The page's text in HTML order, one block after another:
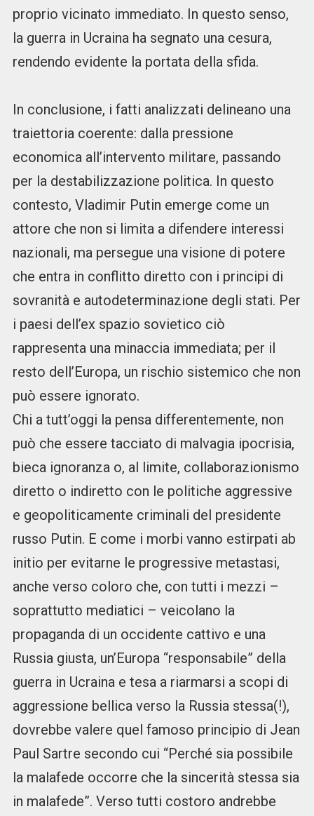
proprio vicinato immediato. In questo senso,
la guerra in Ucraina ha segnato una cesura,
rendendo evidente la portata della sfida.
In conclusione, i fatti analizzati delineano una
traiettoria coerente: dalla pressione
economica all’intervento militare, passando
per la destabilizzazione politica. In questo
contesto, Vladimir Putin emerge come un
attore che non si limita a difendere interessi
nazionali, ma persegue una visione di potere
che entra in conflitto diretto con i principi di
sovranità e autodeterminazione degli stati. Per
i paesi dell’ex spazio sovietico ciò
rappresenta una minaccia immediata; per il
resto dell’Europa, un rischio sistemico che non
può essere ignorato.
Chi a tutt’oggi la pensa differentemente, non
può che essere tacciato di malvagia ipocrisia,
bieca ignoranza o, al limite, collaborazionismo
diretto o indiretto con le politiche aggressive
e geopoliticamente criminali del presidente
russo Putin. E come i morbi vanno estirpati ab
initio per evitarne le progressive metastasi,
anche verso coloro che, con tutti i mezzi –
soprattutto mediatici – veicolano la
propaganda di un occidente cattivo e una
Russia giusta, un’Europa “responsabile” della
guerra in Ucraina e tesa a riarmarsi a scopi di
aggressione bellica verso la Russia stessa(!),
dovrebbe valere quel famoso principio di Jean
Paul Sartre secondo cui “Perché sia possibile
la malafede occorre che la sincerità stessa sia
in malafede”. Verso tutti costoro andrebbe